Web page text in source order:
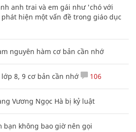
anh trai và em gái như 'chó với
hiện một vấn đề trong giáo dục
nguyên hàm cơ bản cần nhớ
8, 9 cơ bản cần nhớ 106
Vương Ngọc Hà bị kỷ luật
bạn không bao giờ nên gọi